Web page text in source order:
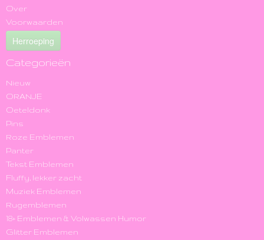
Over
Voorwaarden
Herroeping
Categorieën
Nieuw
ORANJE
Oeteldonk
Pins
Roze Emblemen
Panter
Tekst Emblemen
Fluffy, lekker zacht
Muziek Emblemen
Rugemblemen
18+ Emblemen & Volwassen Humor
Glitter Emblemen